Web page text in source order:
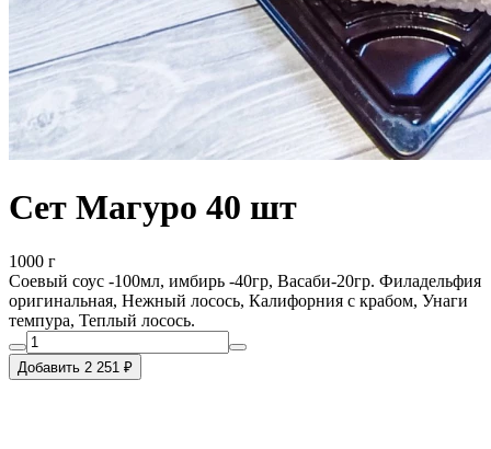
Сет Магуро 40 шт
1000 г
Соевый соус -100мл, имбирь -40гр, Васаби-20гр. Филадельфия
оригинальная, Нежный лосось, Калифорния с крабом, Унаги
темпура, Теплый лосось.
Добавить 2 251 ₽